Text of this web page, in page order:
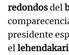
redondosdel
presidente
ellehendakari